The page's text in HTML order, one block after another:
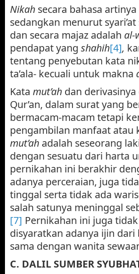
Nikah secara bahasa
sedangkan menurut
dan secara majaz adalah al-
pendapat yang shahih[4],
tentang penyebutan kata
ta’ala- kecuali untuk makna
Kata mut’ah dan
Qur’an, dalam surat yang
bermacam-macam tetapi
pengambilan manfaat atau
mut’ah adalah seseorang
dengan sesuatu dari harta
pernikahan ini berakhir
adanya perceraian, juga
tinggal serta tidak ada
salah satunya meninggal
[7] Pernikahan ini juga
disyaratkan adanya ijin
sama dengan wanita
C. DALIL SUMBER